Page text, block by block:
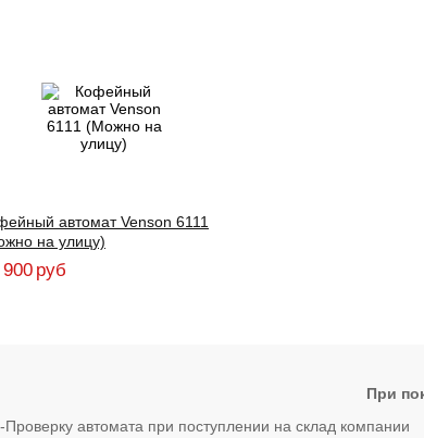
автомат Venson 6111
на улицу)
руб
При
-Проверку автомата при поступлении на склад компании